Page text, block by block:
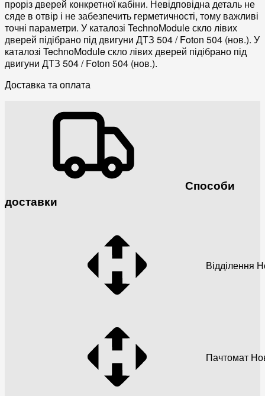
проріз дверей конкретної кабіни. Невідповідна деталь не
сяде в отвір і не забезпечить герметичності, тому важливі
точні параметри. У каталозі TechnoModule скло лівих
дверей підібрано під двигуни ДТЗ 504 / Foton 504 (нов.). У
каталозі TechnoModule скло лівих дверей підібрано під
двигуни ДТЗ 504 / Foton 504 (нов.).
Доставка та оплата
Способи
доставки
Відділення
Пачтомат